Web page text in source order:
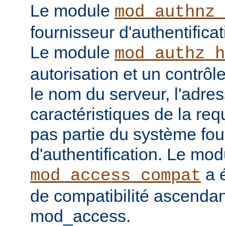
Le module
fournisseur
Le module
autorisation et un
le nom du serveur,
caractéristiques de la
pas partie du système
d'authentification. Le
mod_access_compat a
de compatibilité
mod_access.